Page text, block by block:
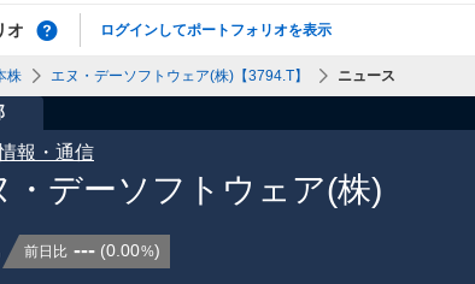
オ ログインしてポートフォリオを表示
株 エヌ・デーソフトウェア(株)【3794.T】 ニュース
・デーソフトウェア(株)
報・通信
前日比 --- (0.00%)